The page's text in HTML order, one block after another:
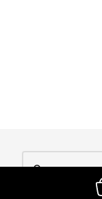
О компании